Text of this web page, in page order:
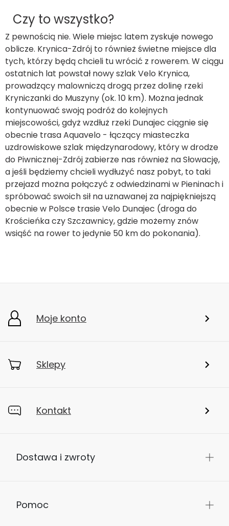
Czy to wszystko?
Z pewnością nie. Wiele miejsc latem zyskuje nowego
oblicze. Krynica-Zdrój to również świetne miejsce dla
tych, którzy będą chcieli tu wrócić z rowerem. W ciągu
ostatnich lat powstał nowy szlak Velo Krynica,
prowadzący malowniczą drogą przez dolinę rzeki
Kryniczanki do Muszyny (ok. 10 km). Można jednak
kontynuować swoją podróż do kolejnych
miejscowości, gdyż wzdłuż rzeki Dunajec ciągnie się
obecnie trasa Aquavelo - łączący miasteczka
uzdrowiskowe szlak międzynarodowy, który w drodze
do Piwnicznej-Zdrój zabierze nas również na Słowację,
a jeśli będziemy chcieli wydłużyć nasz pobyt, to taki
przejazd można połączyć z odwiedzinami w Pieninach i
spróbować swoich sił na uznawanej za najpiękniejszą
obecnie w Polsce trasie Velo Dunajec (droga do
Krościeńka czy Szczawnicy, gdzie możemy znów
wsiąść na rower to jedynie 50 km do pokonania).
Moje konto
Sklepy
Kontakt
Dostawa i zwroty
Pomoc